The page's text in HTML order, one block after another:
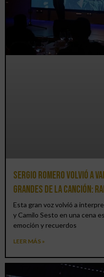
Sergio Romero volvió a
grandes de la canción:
Esta gran voz volvió a
y Camilo Sesto en una cena
emoción y recuerdos
LEER MÁS »